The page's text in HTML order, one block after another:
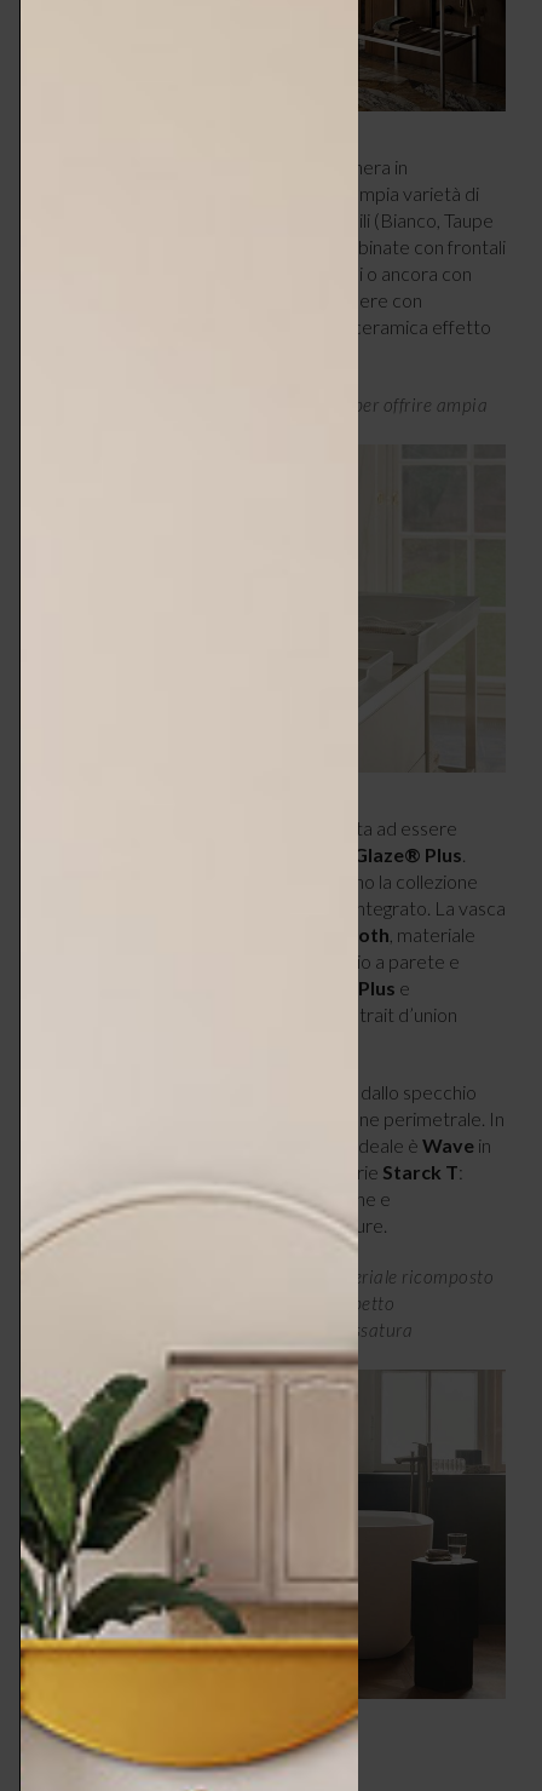
vedono la ceramica bianca o nera in
abbinamento all’Acciaio spazzolato e un’ampia varietà di
finiture: super opache per i corpi dei mobili (Bianco, Taupe
e Grigio grafite) che possono essere combinate con frontali
nello stesso finishing o, in alternativa, lucidi o ancora con
frontali speciali. Quest’ultimi possono essere con
superficie in legno strutturato o lastre di ceramica effetto
Aurena – Bacini di dimensioni compatte per offrire ampia
Aurena è la prima serie ceramica completa ad essere
HygieneGlaze® Plus
Vasche, vaso, bidet e specchio completano la collezione
per creare un ensemble perfettamente integrato. La vasca
DuroCast Smooth , materiale
ricomposto minerale; i modelli da appoggio a parete e
DuroCast Plus e
presentano un box contenitore che fa da trait d’union
Le stesse linee morbide vengono riprese dallo specchio
ovale, la cui cornice nasconde l’illuminazione perimetrale. In
pendant estetico, la serie di rubinetteria ideale è Wave in
Acciaio spazzolato e gli accessori della serie Starck T:
portarotolo, portasciugamani, portasapone e
portascopino, disponibili nelle stesse finiture.
La vasca della collezione Aurena è in materiale ricomposto
minerale bianco satinato che dona un aspetto
particolarmente raffinato grazie alla smussatura
SIVIDA BY STARCK